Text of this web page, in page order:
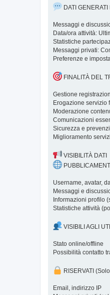
DATI
Messaggi e
Data/ora attività:
Statistiche
Messaggi privati:
Preferenze e
FINALITÀ DEL
Gestione
Erogazione servizio
Moderazione
Comunicazioni
Sicurezza e
Miglioramento
VISIBILITÀ DATI
Username, avatar,
Messaggi e
Informazioni profilo
Statistiche attività
VISIBILI AGLI
Stato online/offline
Possibilità contatto
RISERVATI
Email, indirizzo IP